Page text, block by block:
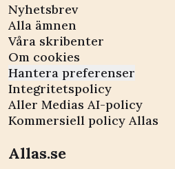
Nyhetsbrev
Alla ämnen
Våra skribenter
Om cookies
Hantera preferenser
Integritetspolicy
Aller Medias AI-policy
Kommersiell policy Allas
Allas.se